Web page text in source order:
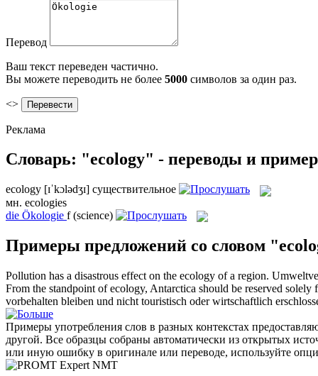
Перевод
Ваш текст переведен частично.
Вы можете переводить не более 5000 символов за один раз.
<>
Реклама
Словарь: "ecology" - переводы и
ecology [ɪˈkɔlədʒɪ] существительное
мн. ecologies
die Ökologie f (science)
Примеры предложений со словом
Pollution has a disastrous effect on the ecology of a region.
From the standpoint ofecology, Antarctica should be reserved
vorbehalten bleiben und nicht touristisch oder wirtschaftlich
Примеры употребления слов в разных контекстах
другой. Все образцы собраны автоматически из открытых
или иную ошибку в оригинале или переводе, используйте